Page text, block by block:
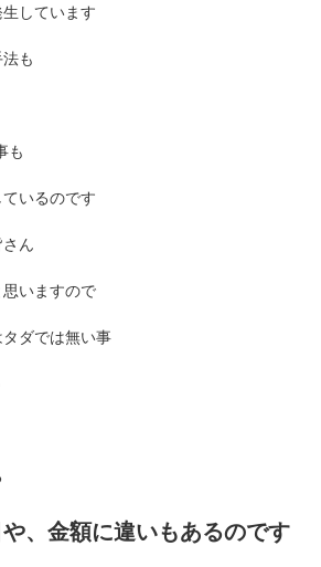
しています
も
も
いるのです
ん
いますので
ダでは無い事
、金額に違いもあるのです